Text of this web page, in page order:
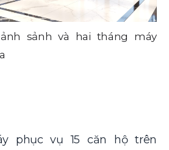
sảnh và hai tháng máy
phục vụ 15 căn hộ trên